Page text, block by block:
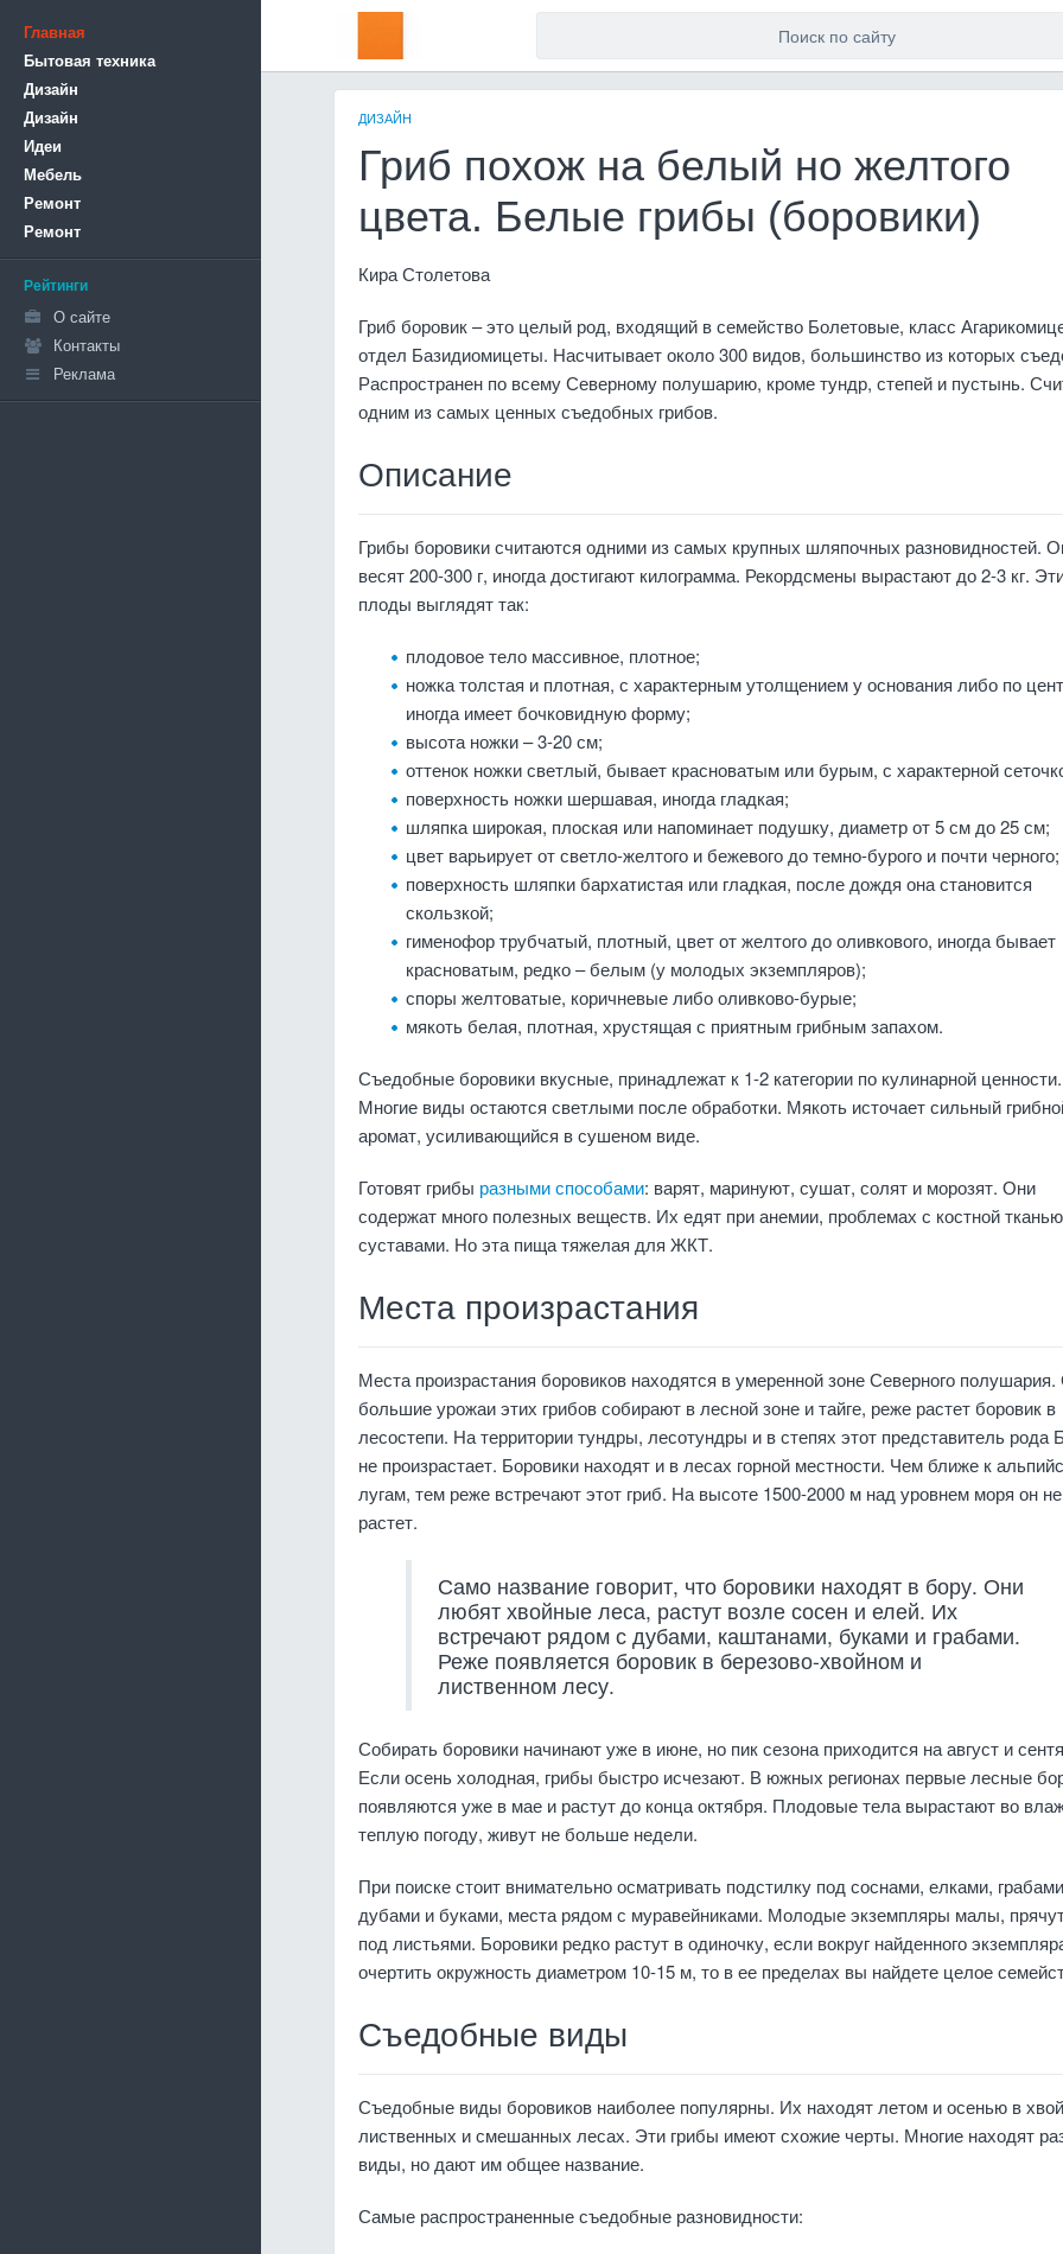
Главная
Бытовая техника
Дизайн
Дизайн
Идеи
Мебель
Ремонт
Ремонт
Рейтинги
О сайте
Контакты
Реклама
ДИЗАЙН
Гриб похож на белый но желтого
цвета. Белые грибы (боровики)
Кира Столетова
Гриб боровик – это целый род, входящий в семейство Болетовые, класс
отдел Базидиомицеты. Насчитывает около 300 видов, большинство из которых
Распространен по всему Северному полушарию, кроме тундр, степей и пустынь.
одним из самых ценных съедобных грибов.
Описание
Грибы боровики считаются одними из самых крупных шляпочных разновидностей.
весят 200-300 г, иногда достигают килограмма. Рекордсмены вырастают до 2-3 кг.
плоды выглядят так:
плодовое тело массивное, плотное;
ножка толстая и плотная, с характерным утолщением у основания либо по
иногда имеет бочковидную форму;
высота ножки – 3-20 см;
оттенок ножки светлый, бывает красноватым или бурым, с характерной
поверхность ножки шершавая, иногда гладкая;
шляпка широкая, плоская или напоминает подушку, диаметр от 5 см до 25 см;
цвет варьирует от светло-желтого и бежевого до темно-бурого и почти черного;
поверхность шляпки бархатистая или гладкая, после дождя она становится
скользкой;
гименофор трубчатый, плотный, цвет от желтого до оливкового, иногда бывает
красноватым, редко – белым (у молодых экземпляров);
споры желтоватые, коричневые либо оливково-бурые;
мякоть белая, плотная, хрустящая с приятным грибным запахом.
Съедобные боровики вкусные, принадлежат к 1-2 категории по кулинарной ценности.
Многие виды остаются светлыми после обработки. Мякоть источает сильный
аромат, усиливающийся в сушеном виде.
Готовят грибы разными способами: варят, маринуют, сушат, солят и морозят. Они
содержат много полезных веществ. Их едят при анемии, проблемах с костной
суставами. Но эта пища тяжелая для ЖКТ.
Места произрастания
Места произрастания боровиков находятся в умеренной зоне Северного
большие урожаи этих грибов собирают в лесной зоне и тайге, реже растет боровик в
лесостепи. На территории тундры, лесотундры и в степях этот представитель рода
не произрастает. Боровики находят и в лесах горной местности. Чем ближе к
лугам, тем реже встречают этот гриб. На высоте 1500-2000 м над уровнем моря он не
растет.
Само название говорит, что боровики находят в бору. Они
любят хвойные леса, растут возле сосен и елей. Их
встречают рядом с дубами, каштанами, буками и грабами.
Реже появляется боровик в березово-хвойном и
лиственном лесу.
Собирать боровики начинают уже в июне, но пик сезона приходится на август и
Если осень холодная, грибы быстро исчезают. В южных регионах первые лесные
появляются уже в мае и растут до конца октября. Плодовые тела вырастают во
теплую погоду, живут не больше недели.
При поиске стоит внимательно осматривать подстилку под соснами, елками,
дубами и буками, места рядом с муравейниками. Молодые экземпляры малы,
под листьями. Боровики редко растут в одиночку, если вокруг найденного
очертить окружность диаметром 10-15 м, то в ее пределах вы найдете целое
Съедобные виды
Съедобные виды боровиков наиболее популярны. Их находят летом и осенью в
лиственных и смешанных лесах. Эти грибы имеют схожие черты. Многие находят
виды, но дают им общее название.
Самые распространенные съедобные разновидности: